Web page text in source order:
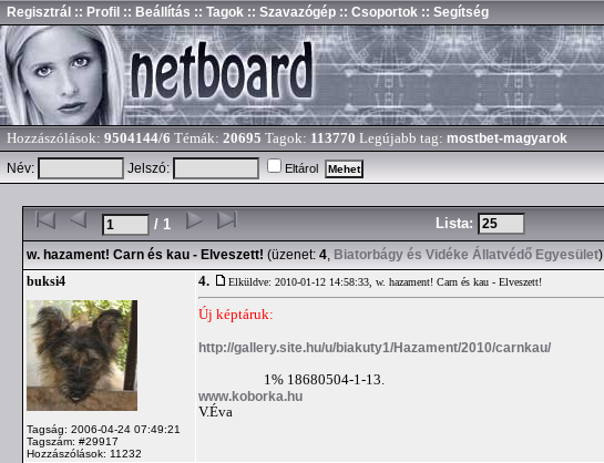
Regisztrál :: Profil :: Beállítás :: Tagok :: Szavazógép :: Csoportok :: Segítség
Hozzászólások: 9504144/6 Témák: 20695 Tagok: 113770 Legújabb tag: mostbet-magyarok
Név:
Jelszó: Eltárol
/ 1 Lista:
w. hazament! Carn és kau - Elveszett! (üzenet: 4, Biatorbágy és Vidéke Állatvédő Egyesület)
buksi4
Tagság: 2006-04-24 07:49:21
Tagszám: #29917
Hozzászólások: 11232
4. Elküldve: 2010-01-12 14:58:33, w. hazament! Carn és kau - Elveszett!
Új képtáruk:
http://gallery.site.hu/u/biakuty1/Hazament/2010/carnkau/
1% 18680504-1-13.
www.koborka.hu
V.Éva